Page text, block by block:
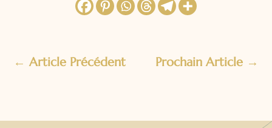
←Article Précédent Prochain Article→